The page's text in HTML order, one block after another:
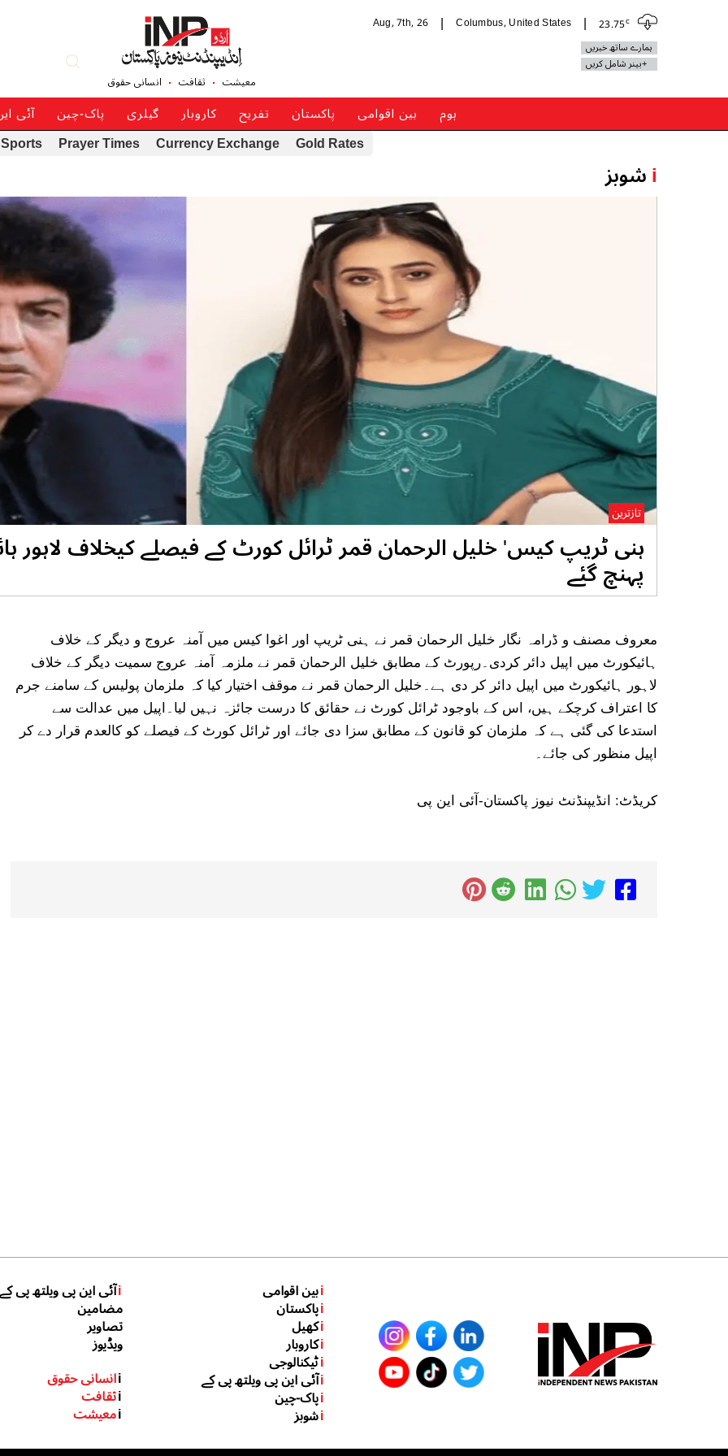
23.75c
Columbus, United States
Aug, 7th, 26
ہمارے ساتھ خبریں
+بینر شامل کریں
معیشت ثقافت انسانی حقوق
ہوم بین اقوامی پاکستان تفریح کاروبار گیلری پاک-چین آئی
Gold Rates
Currency Exchange
Prayer Times
Sports
iشوبز
ہنی ٹریپ کیس' خلیل الرحمان قمر ٹرائل کورٹ کے فیصلے کیخلاف لاہور
پہنچ گئے
تازترین
معروف مصنف و ڈرامہ نگار خلیل الرحمان قمر نے ہنی ٹریپ اور اغوا کیس میں آمنہ عروج و دیگر کے خلاف
ہائیکورٹ میں اپیل دائر کردی۔رپورٹ کے مطابق خلیل الرحمان قمر نے ملزمہ آمنہ عروج سمیت دیگر کے خلاف
لاہور ہائیکورٹ میں اپیل دائر کر دی ہے۔خلیل الرحمان قمر نے موقف اختیار کیا کہ ملزمان پولیس کے سامنے جرم
کا اعتراف کرچکے ہیں، اس کے باوجود ٹرائل کورٹ نے حقائق کا درست جائزہ نہیں لیا۔اپیل میں عدالت سے
استدعا کی گئی ہے کہ ملزمان کو قانون کے مطابق سزا دی جائے اور ٹرائل کورٹ کے فیصلے کو کالعدم قرار دے کر
اپیل منظور کی جائے۔
کریڈٹ: انڈیپنڈنٹ نیوز پاکستان-آئی این پی
iبین اقوامی
iپاکستان
iکھیل
iکاروبار
iٹیکنالوجی
iآئی این پی ویلتھ پی کے
iپاک-چین
iشوبز
iآئی این پی ویلتھ پی کے
مضامین
تصاویر
ویڈیوز
iانسانی حقوق
iثقافت
iمعیشت